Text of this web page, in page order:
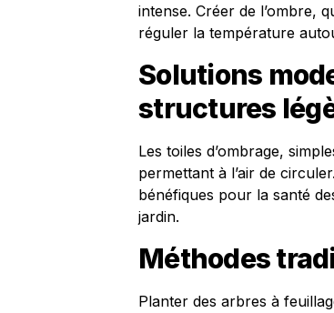
intense. Créer de l’ombre,
réguler la température
Solutions
structures
Les toiles d’ombrage,
permettant à l’air de
bénéfiques pour la santé
jardin.
Méthodes
Planter des arbres à